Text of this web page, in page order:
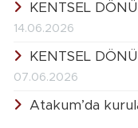
KENTSEL
14.06.2026
KENTSEL
07.06.2026
Atakum’da